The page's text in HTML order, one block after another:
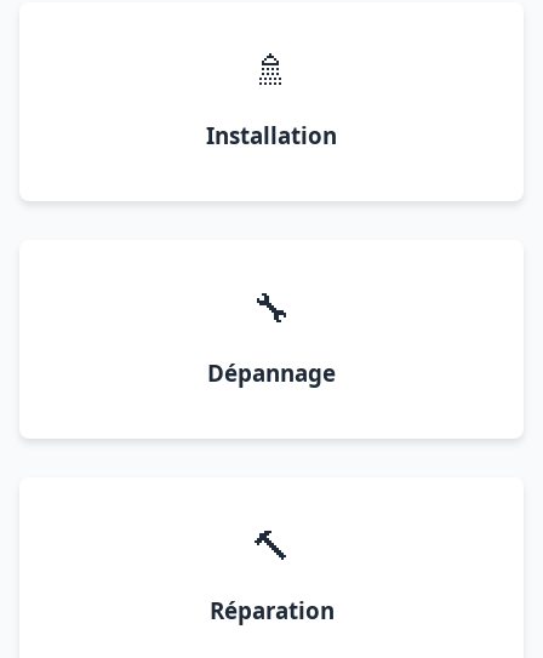
🚿
Installation
🔧
Dépannage
🔨
Réparation